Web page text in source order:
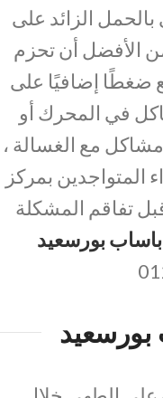
بالحمل الزائد على
الأفضل أن تحزم
ضغطًا إضافيًا على
في المحرك أو
مع الغسالة ،
المتواجدين بمركز
تفاقم المشكلة
بورسعيد
بورسعيد